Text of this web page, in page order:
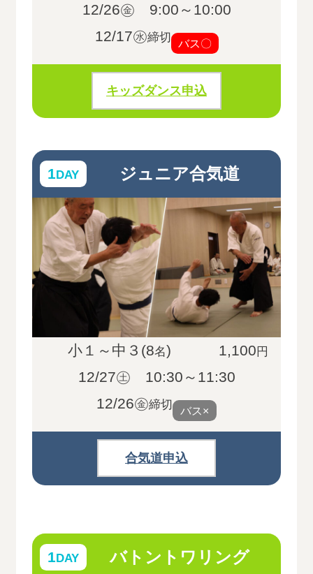
12/26㊎ 9:00～10:00
12/17㊌締切 バス〇
キッズダンス申込
1DAY ジュニア合気道
小１～中３(8名) 1,100 円
12/27㊏ 10:30～11:30
12/26㊎締切 バス×
合気道申込
1DAY バトントワリング